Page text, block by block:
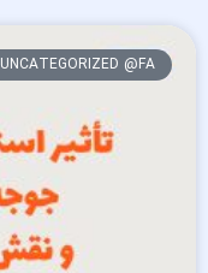
UNCATEGORIZED @FA